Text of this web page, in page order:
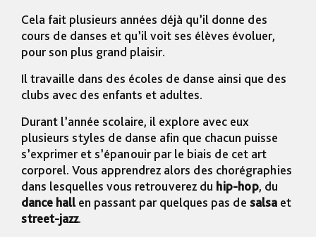
Cela fait plusieurs années déjà qu’il donne des
cours de danses et qu’il voit ses élèves évoluer,
pour son plus grand plaisir.
Il travaille dans des écoles de danse ainsi que des
clubs avec des enfants et adultes.
Durant l’année scolaire, il explore avec eux
plusieurs styles de danse afin que chacun puisse
s’exprimer et s’épanouir par le biais de cet art
corporel. Vous apprendrez alors des chorégraphies
dans lesquelles vous retrouverez du hip-hop, du
dance hallen passant par quelques pas de salsa et
street-jazz.